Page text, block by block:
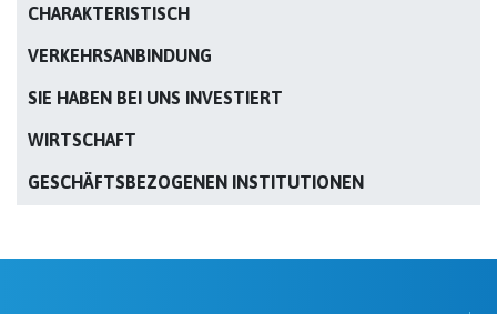
CHARAKTERISTISCH
VERKEHRSANBINDUNG
SIE HABEN BEI UNS INVESTIERT
WIRTSCHAFT
GESCHÄFTSBEZOGENEN INSTITUTIONEN